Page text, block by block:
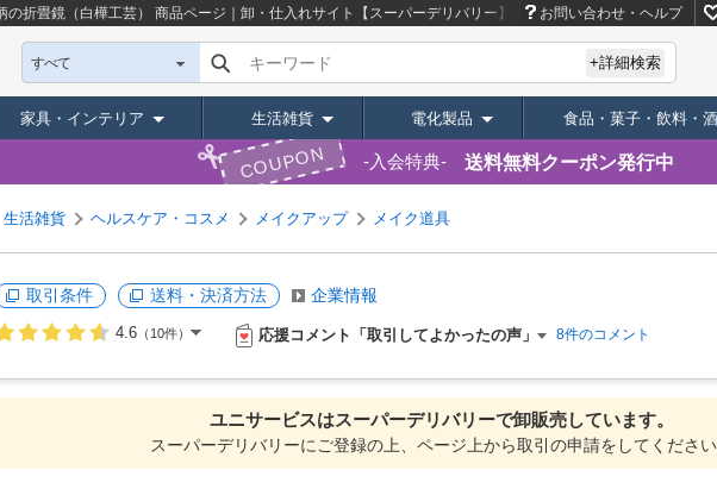
折畳鏡（白樺工芸） 商品ページ｜卸・仕入れサイト【スーパーデリバリー】 お問い合わせ・ヘルプ
すべて キーワード +詳細検索
家具・インテリア 生活雑貨 電化製品 食品・菓子・飲料・酒
COUPON 入会特典 送料無料クーポン発行中
生活雑貨 ヘルスケア・コスメ メイクアップ メイク道具
取引条件 送料・決済方法 企業情報
4.6 （10件） 応援コメント「取引してよかったの声」 8件のコメント
ユニサービスはスーパーデリバリーで卸販売しています。
スーパーデリバリーにご登録の上、ページ上から取引の申請をしてください